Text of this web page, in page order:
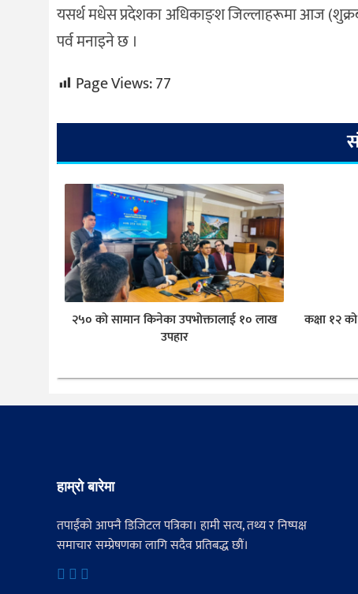
यसर्थ मधेस प्रदेशका अधिकाङ्श जिल्लाहरूमा आज
पर्व मनाइने छ ।
Page Views:77
२५० को सामान किनेका उपभोक्तालाई १० लाख
उपहार
कक्षा १२
हाम्रो बारेमा
तपाईंको आफ्नै डिजिटल पत्रिका। हामी सत्य, तथ्य र निष्पक्ष
समाचार सम्प्रेषणका लागि सदैव प्रतिबद्ध छौं।